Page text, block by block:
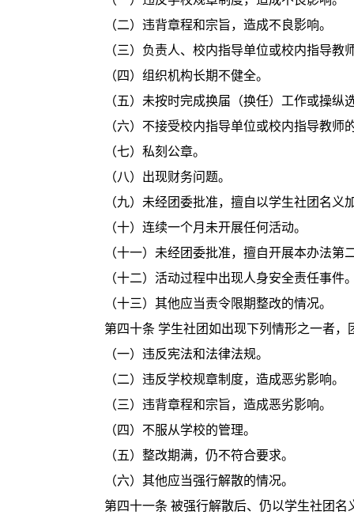
（二）违背章程和宗旨，造成不良影响。
（三）负责人、校内指导单位或校内指导教
（四）组织机构长期不健全。
（五）未按时完成换届（换任）工作或操纵
（六）不接受校内指导单位或校内指导教师
（七）私刻公章。
（八）出现财务问题。
（九）未经团委批准，擅自以学生社团名义
（十）连续一个月未开展任何活动。
（十一）未经团委批准，擅自开展本办法第
（十二）活动过程中出现人身安全责任事件
（十三）其他应当责令限期整改的情况。
第四十条 学生社团如出现下列情形之一者
（一）违反宪法和法律法规。
（二）违反学校规章制度，造成恶劣影响。
（三）违背章程和宗旨，造成恶劣影响。
（四）不服从学校的管理。
（五）整改期满，仍不符合要求。
（六）其他应当强行解散的情况。
第四十一条 被强行解散后、仍以学生社团